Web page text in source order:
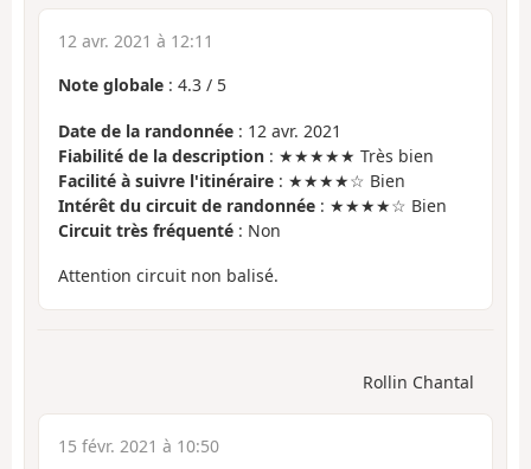
12 avr. 2021 à 12:11
Note globale : 4.3 / 5
Date de la randonnée : 12 avr. 2021
Fiabilité de la description : ★★★★★ Très bien
Facilité à suivre l'itinéraire : ★★★★☆ Bien
Intérêt du circuit de randonnée : ★★★★☆ Bien
Circuit très fréquenté : Non
Attention circuit non balisé.
Rollin Chantal
15 févr. 2021 à 10:50